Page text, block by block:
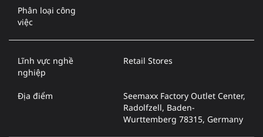
Phân loại công
việc
Lĩnh vực nghề
nghiệp
Retail Stores
Địa điểm
Seemaxx Factory Outlet Center,
Radolfzell, Baden-
Wurttemberg 78315, Germany